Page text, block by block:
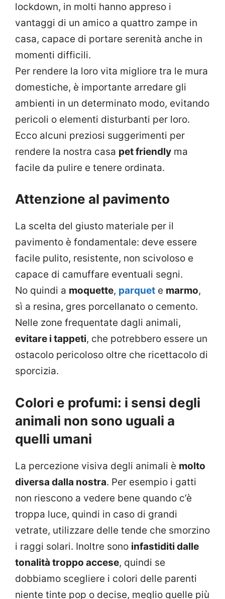
lockdown, in molti hanno appreso i
vantaggi di un amico a quattro zampe in
casa, capace di portare serenità anche in
momenti difficili.
Per rendere la loro vita migliore tra le mura
domestiche, è importante arredare gli
ambienti in un determinato modo, evitando
pericoli o elementi disturbanti per loro.
Ecco alcuni preziosi suggerimenti per
rendere la nostra casa pet friendly ma
facile da pulire e tenere ordinata.
Attenzione al pavimento
La scelta del giusto materiale per il
pavimento è fondamentale: deve essere
facile pulito, resistente, non scivoloso e
capace di camuffare eventuali segni.
No quindi a moquette, parquet e marmo,
sì a resina, gres porcellanato o cemento.
Nelle zone frequentate dagli animali,
evitare i tappeti, che potrebbero essere un
ostacolo pericoloso oltre che ricettacolo di
sporcizia.
Colori e profumi: i sensi degli
animali non sono uguali a
quelli umani
La percezione visiva degli animali è molto
diversa dalla nostra. Per esempio i gatti
non riescono a vedere bene quando c’è
troppa luce, quindi in caso di grandi
vetrate, utilizzare delle tende che smorzino
i raggi solari. Inoltre sono infastiditi dalle
tonalità troppo accese, quindi se
dobbiamo scegliere i colori delle parenti
niente tinte pop o decise, meglio quelle più